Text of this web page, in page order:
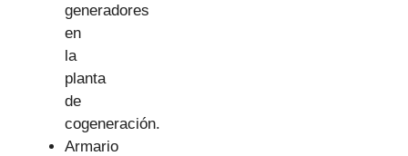
generadores
en
la
planta
de
cogeneración.
Armario